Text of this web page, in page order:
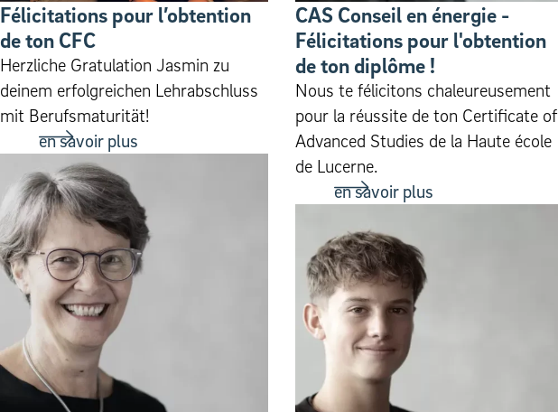
Félicitations pour l’obtention
de ton CFC
Herzliche Gratulation Jasmin zu
deinem erfolgreichen Lehrabschluss
mit Berufsmaturität!
en savoir plus
CAS Conseil en énergie -
Félicitations pour l'obtention
de ton diplôme !
Nous te félicitons chaleureusement
pour la réussite de ton Certificate of
Advanced Studies de la Haute école
de Lucerne.
en savoir plus